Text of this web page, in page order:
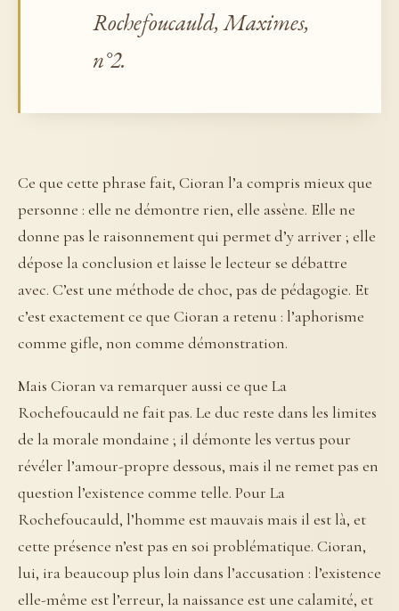
Rochefoucauld, Maximes,
n°2.
Ce que cette phrase fait, Cioran l’a compris mieux que
personne : elle ne démontre rien, elle assène. Elle ne
donne pas le raisonnement qui permet d’y arriver ; elle
dépose la conclusion et laisse le lecteur se débattre
avec. C’est une méthode de choc, pas de pédagogie. Et
c’est exactement ce que Cioran a retenu : l’aphorisme
comme gifle, non comme démonstration.
Mais Cioran va remarquer aussi ce que La
Rochefoucauld ne fait pas. Le duc reste dans les limites
de la morale mondaine ; il démonte les vertus pour
révéler l’amour-propre dessous, mais il ne remet pas en
question l’existence comme telle. Pour La
Rochefoucauld, l’homme est mauvais mais il est là, et
cette présence n’est pas en soi problématique. Cioran,
lui, ira beaucoup plus loin dans l’accusation : l’existence
elle-même est l’erreur, la naissance est une calamité, et